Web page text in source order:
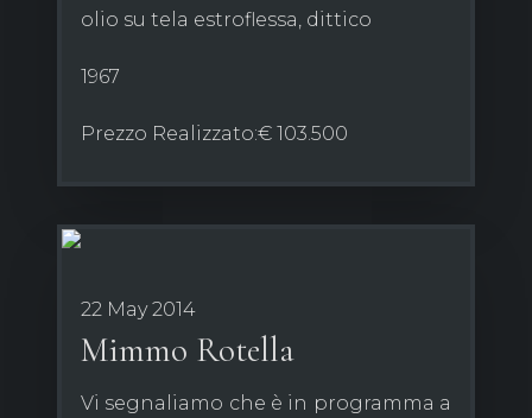
olio su tela estroflessa, dittico
1967
Prezzo Realizzato:€ 103.500
22 May 2014
Mimmo Rotella
Vi segnaliamo che è in programma a